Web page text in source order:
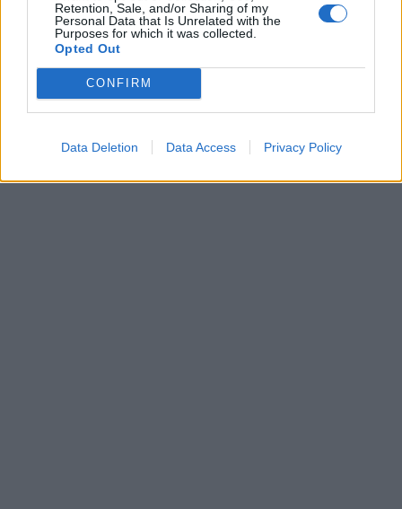
Retention, Sale, and/or Sharing of my
Personal Data that Is Unrelated with the
Purposes for which it was collected.
Opted Out
CONFIRM
Data Deletion Data Access Privacy Policy